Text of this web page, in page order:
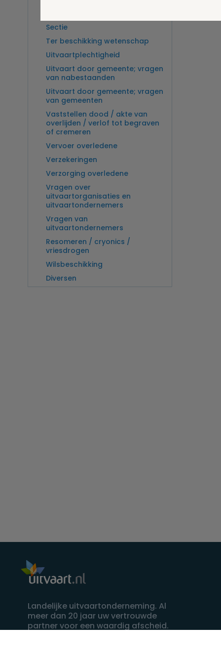
Sectie
Ter beschikking wetenschap
Uitvaartplechtigheid
Uitvaart door gemeente; vragen
van nabestaanden
Uitvaart door gemeente; vragen
van gemeenten
Vaststellen dood / akte van
overlijden / verlof tot begraven
of cremeren
Vervoer overledene
Verzekeringen
Verzorging overledene
Vragen over
uitvaartorganisaties en
uitvaartondernemers
Vragen van
uitvaartondernemers
Resomeren / cryonics /
vriesdrogen
Wilsbeschikking
Diversen
Landelijke uitvaartonderneming. Al
meer dan 20 jaar uw vertrouwde
partner voor een waardig afscheid.